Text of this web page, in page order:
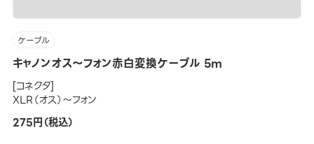
ケーブル
キャノンオス～フォン赤白変換ケーブル 5m
[コネクタ]
XLR（オス）～フォン
275円（税込）